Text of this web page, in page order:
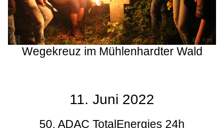
Wegekreuz im Mühlenhardter Wald
11. Juni 2022
50. ADAC TotalEnergies 24h